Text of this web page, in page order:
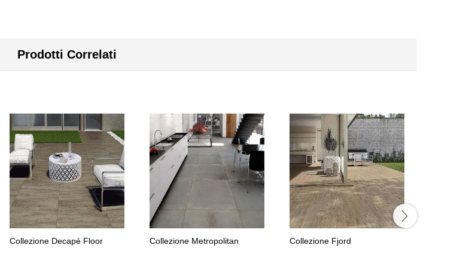
Prodotti Correlati
Collezione Decapé Floor Collezione Metropolitan Collezione Fjord